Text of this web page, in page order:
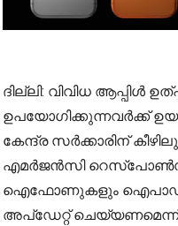
ദില്ലി: വിവിധ
ഉപയോഗിക്കുന്നവര്‍ക്ക്
കേന്ദ്ര സര്‍ക്കാരിന്
എമര്‍ജന്‍സി റെസ്‌പോണ്‍സ്
ഐഫോണുകളും
അപ്‌ഡേറ്റ് ചെയ്യണമെന്ന്